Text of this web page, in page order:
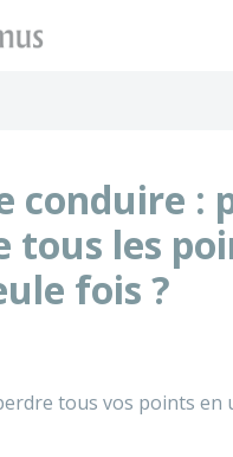
conduire :
tous les
fois ?
tous vos points en